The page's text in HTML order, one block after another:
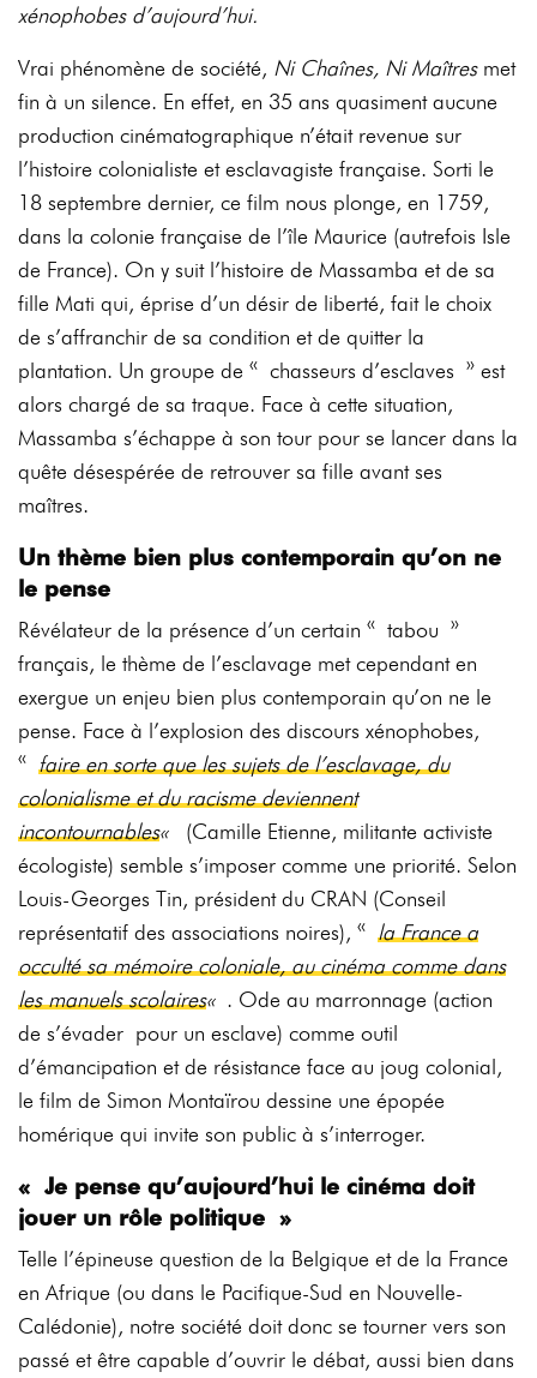
xénophobesd’aujourd’hui.
Vrai phénomène de société, Ni Chaînes, Ni Maîtresmet
fin à un silence. En effet, en 35 ans quasiment aucune
production cinématographique n’était revenue sur
l’histoire colonialiste et esclavagiste française. Sorti le
18 septembre dernier, ce film nous plonge, en 1759,
dans la colonie française de l’île Maurice (autrefois Isle
de France). On y suit l’histoire de Massamba et de sa
fille Mati qui, éprise d’un désir de liberté, fait le choix
de s’affranchir de sa condition et de quitter la
plantation. Un groupe de « chasseurs d’esclaves » est
alors chargé de sa traque. Face à cette situation,
Massamba s’échappe à son tour pour se lancer dans la
quête désespérée de retrouver sa fille avant ses
maîtres.
Un thème bien plus contemporain qu’on ne
le pense
Révélateur de la présence d’un certain « tabou »
français, le thème de l’esclavage met cependant en
exergue un enjeu bien plus contemporain qu’on ne le
pense. Face à l’explosion des discours xénophobes,
«faire en sorte que les sujets de l’esclavage, du
colonialisme et du racisme deviennent
incontournables«
(Camille Etienne, militante activiste
écologiste) semble s’imposer comme une priorité. Selon
Louis-Georges Tin, président du CRAN (Conseil
représentatif des associations noires), «la France a
occulté sa mémoire coloniale, au cinéma comme dans
les manuels scolaires« . Ode au marronnage (action
de s’évader pour un esclave) comme outil
d’émancipation et de résistance face au joug colonial,
le film de Simon Montaïrou dessine une épopée
homérique qui invite son public à s’interroger.
« Je pense qu’aujourd’hui le cinéma doit
jouer un rôle politique »
Telle l’épineuse question de la Belgique et de la France
en Afrique (ou dans le Pacifique-Sud en Nouvelle-
Calédonie), notre société doit donc se tourner vers son
passé et être capable d’ouvrir le débat, aussi bien dans